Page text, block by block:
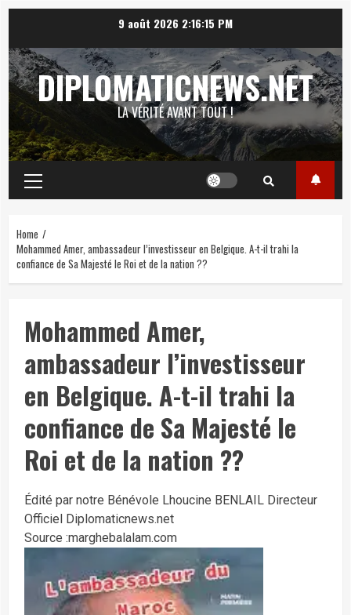
content
9 août 2026 2:16:16 PM
DIPLOMATICNEWS.NET
LA VÉRITÉ AVANT TOUT !
Primary
Menu
Home
Mohammed Amer, ambassadeur l’investisseur en Belgique. A-t-il trahi la
confiance de Sa Majesté le Roi et de la nation ??
Mohammed Amer,
ambassadeur l’investisseur
en Belgique. A-t-il trahi la
confiance de Sa Majesté le
Roi et de la nation ??
Édité par notre Bénévole Lhoucine BENLAIL Directeur
Officiel Diplomaticnews.net
Source :marghebalalam.com